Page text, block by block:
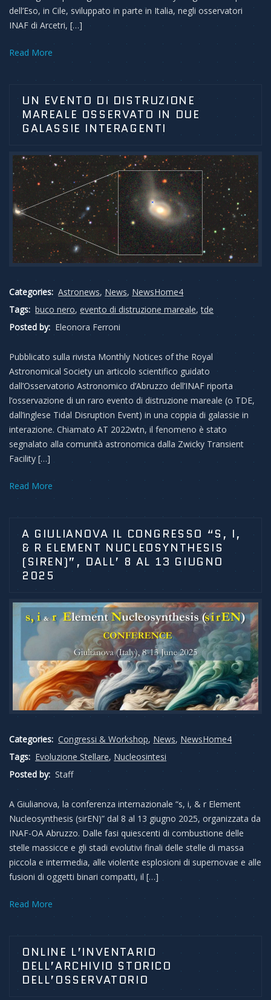
dell’Eso, in Cile, sviluppato in parte in Italia, negli osservatori
INAF di Arcetri, […]
Read More
UN EVENTO DI DISTRUZIONE
MAREALE OSSERVATO IN DUE
GALASSIE INTERAGENTI
Categories: Astronews, News, NewsHome4
Tags: buco nero,evento di distruzione mareale,tde
Posted by: Eleonora Ferroni
Pubblicato sulla rivista Monthly Notices of the Royal
Astronomical Society un articolo scientifico guidato
dall’Osservatorio Astronomico d’Abruzzo dell’INAF riporta
l’osservazione di un raro evento di distruzione mareale (o TDE,
dall’inglese Tidal Disruption Event) in una coppia di galassie in
interazione. Chiamato AT 2022wtn, il fenomeno è stato
segnalato alla comunità astronomica dalla Zwicky Transient
Facility […]
Read More
A GIULIANOVA IL CONGRESSO “S, I,
& R ELEMENT NUCLEOSYNTHESIS
(SIREN)”, DALL’ 8 AL 13 GIUGNO
2025
Categories: Congressi & Workshop, News, NewsHome4
Tags: Evoluzione Stellare, Nucleosintesi
Posted by: Staff
A Giulianova, la conferenza internazionale “s, i, & r Element
Nucleosynthesis (sirEN)” dal 8 al 13 giugno 2025, organizzata da
INAF-OA Abruzzo. Dalle fasi quiescenti di combustione delle
stelle massicce e gli stadi evolutivi finali delle stelle di massa
piccola e intermedia, alle violente esplosioni di supernovae e alle
fusioni di oggetti binari compatti, il […]
Read More
ONLINE L’INVENTARIO
DELL’ARCHIVIO STORICO
DELL’OSSERVATORIO